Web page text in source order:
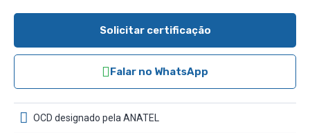
Solicitar certificação
Falar no WhatsApp
OCD designado pela ANATEL